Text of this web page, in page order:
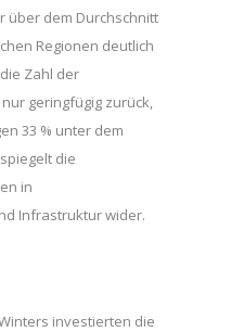
über dem Durchschnitt
Regionen deutlich
Zahl der
geringfügig zurück,
33 % unter dem
die
in
Infrastruktur wider.
investierten die